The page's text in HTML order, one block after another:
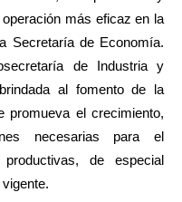
más eficaz en la
Secretaría de Economía.
de Industria y
al fomento de la
promueva el crecimiento,
necesarias para el
de especial